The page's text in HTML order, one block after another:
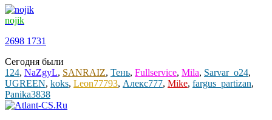
nojik
2698 1731
Сегодня были
124, NaZgyL, SANRAIZ, Тень, Fullservice, Mila, Sarvar_o24,
UGREEN, koks, Leon77793, Алекс777, Mike, fargus_partizan,
Panika3838